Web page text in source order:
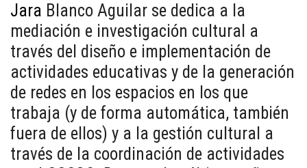
Jara Blanco Aguilar se dedica a la
mediación e investigación cultural a
través del diseño e implementación de
actividades educativas y de la generación
de redes en los espacios en los que
trabaja (y de forma automática, también
fuera de ellos) y a la gestión cultural a
través de la coordinación de actividades